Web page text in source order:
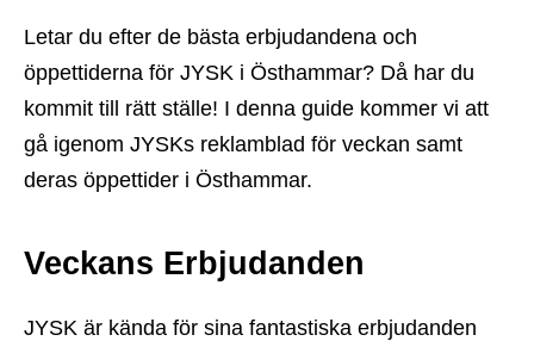
Letar du efter de bästa erbjudandena och
öppettiderna för JYSK i Östhammar? Då har du
kommit till rätt ställe! I denna guide kommer vi att
gå igenom JYSKs reklamblad för veckan samt
deras öppettider i Östhammar.
Veckans Erbjudanden
JYSK är kända för sina fantastiska erbjudanden